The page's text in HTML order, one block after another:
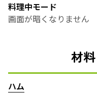
料理中モード
画面が暗くなりません
材料
ハム